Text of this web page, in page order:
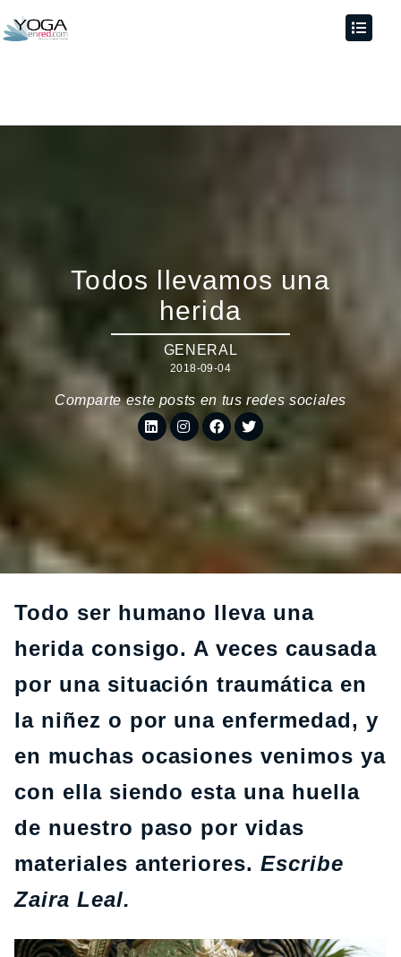
Todos llevamos una
herida
GENERAL
2018-09-04
Comparte este posts en tus redes sociales
Todo ser humano lleva una
herida consigo. A veces causada
por una situación traumática en
la niñez o por una enfermedad, y
en muchas ocasiones venimos ya
con ella siendo esta una huella
de nuestro paso por vidas
materiales anteriores.Escribe
Zaira Leal.